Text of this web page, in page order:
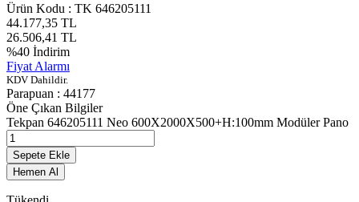
Ürün Kodu : TK 646205111
44.177,35 TL
26.506,41 TL
%40 İndirim
Fiyat Alarmı
KDV Dahildir.
Parapuan : 44177
Öne Çıkan Bilgiler
Tekpan 646205111 Neo 600X2000X500+H:100mm Modüler Pano
Sepete Ekle
Hemen Al